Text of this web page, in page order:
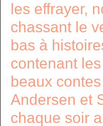
les effrayer,
chassant le
bas à
contenant
beaux
Andersen et
chaque soir